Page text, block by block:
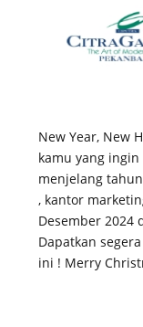
New Year, New
kamu yang
menjelang
, kantor
Desember 2024
Dapatkan
ini ! Merry